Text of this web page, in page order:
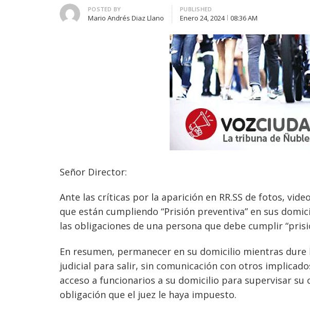
Author
POSTED BY
Mario Andrés Diaz Llano
PUBLISHED
Enero 24, 2024 08:36 AM
Señor Director:
Ante las críticas por la aparición en RR.SS de fotos,
que están cumpliendo “Prisión preventiva” en sus
las obligaciones de una persona que debe cumplir
En resumen, permanecer en su domicilio mientras
judicial para salir, sin comunicación con otros
acceso a funcionarios a su domicilio para supervisar
obligación que el juez le haya impuesto.
Navegación